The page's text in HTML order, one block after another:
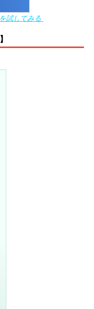
試してみる